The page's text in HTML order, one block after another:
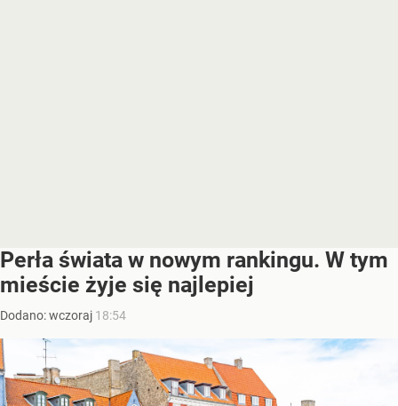
Perła świata w nowym rankingu. W tym
mieście żyje się najlepiej
Dodano:wczoraj 18:54